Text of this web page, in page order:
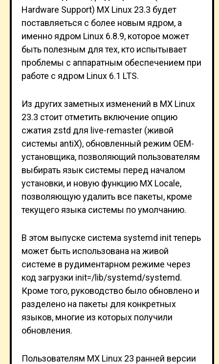
Hardware Support) MX Linux 23.3 будет
поставляеться с более новым ядром, а
именно ядром Linux 6.8.9, которое может
быть полезным для тех, кто испытывает
проблемы с аппаратным обеспечением при
работе с ядром Linux 6.1 LTS.
Из других заметных изменений в MX Linux
23.3 стоит отметить включение опцию
сжатия zstd для live-remaster (живой
системы antiX), обновленный режим OEM-
установщика, позволяющий пользователям
выбирать язык системы перед началом
установки, и новую функцию MX Locale,
позволяющую удалить все пакеты, кроме
текущего языка системы по умолчанию.
В этом выпуске система systemd init теперь
может быть использована на живой
системе в рудиментарном режиме через
код загрузки init=/lib/systemd/systemd.
Кроме того, руководство было обновлено и
разделено на пакеты для конкретных
языков, многие из которых получили
обновления.
Пользователям MX Linux 23 ранней версии